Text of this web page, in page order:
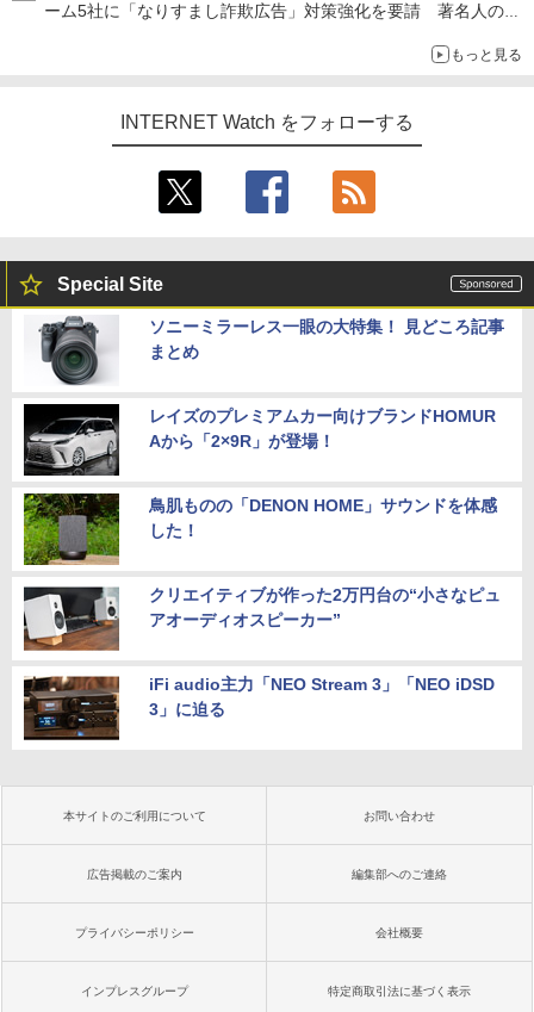
ーム5社に「なりすまし詐欺広告」対策強化を要請 著名人の写
もっと見る
INTERNET Watch をフォローする
Special Site
ソニーミラーレス一眼の大特集！ 見どころ記事
まとめ
レイズのプレミアムカー向けブランドHOMUR
Aから「2×9R」が登場！
鳥肌ものの「DENON HOME」サウンドを体感
した！
クリエイティブが作った2万円台の“小さなピュ
アオーディオスピーカー”
iFi audio主力「NEO Stream 3」「NEO iDSD
3」に迫る
本サイトのご利用について お問い合わせ
広告掲載のご案内 編集部へのご連絡
プライバシーポリシー 会社概要
インプレスグループ 特定商取引法に基づく表示